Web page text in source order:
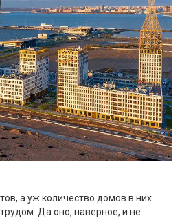
а уж количество домов в них
Да оно, наверное, и не